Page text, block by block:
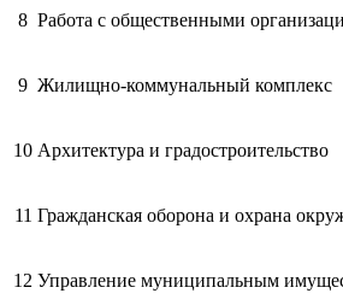
8 Работа с общественными
9 Жилищно-коммунальный комплекс
10 Архитектура и градостроительство
11 Гражданская оборона и охрана
12 Управление муниципальным